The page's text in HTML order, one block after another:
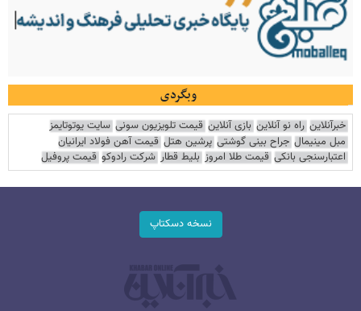
وبگردی
خبرآنلاین راه نو آنلاین بازی آنلاین قیمت تلویزیون سونی سایت یوتوتایمز
مبل مینیمال جراح بینی گوشتی پرشین هتل قیمت آهن فولاد ایرانیان
اعتبارسنجی بانکی قیمت طلا امروز بلیط قطار شرکت رادوکو قیمت پروفیل
نسخه دسکتاپ